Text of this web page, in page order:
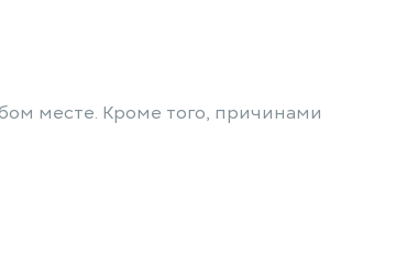
месте. Кроме того, причинами